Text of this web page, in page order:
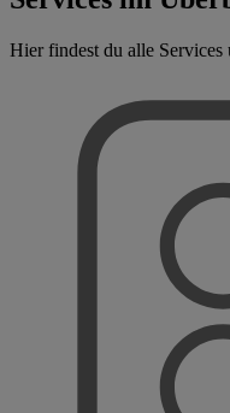
Hier findest du alle